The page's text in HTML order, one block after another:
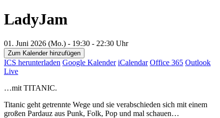
LadyJam
01. Juni 2026 (Mo.) - 19:30 - 22:30 Uhr
Zum Kalender hinzufügen
ICS herunterladen Google Kalender iCalendar Office 365 Outlook
Live
…mit TITANIC.
Titanic geht getrennte Wege und sie verabschieden sich mit einem
großen Pardauz aus Punk, Folk, Pop und mal schauen…